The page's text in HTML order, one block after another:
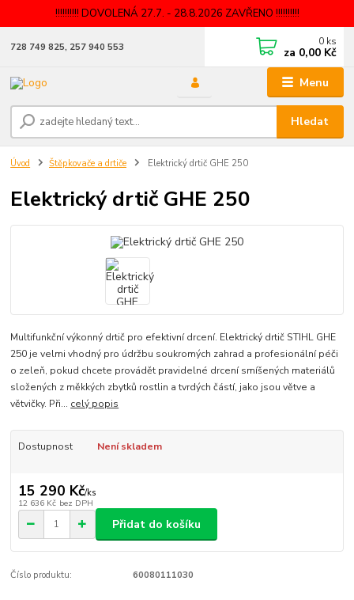
!!!!!!!!!! DOVOLENÁ 27.7. - 28.8.2026 ZAVŘENO !!!!!!!!!!
Menu
Hledat
728 749 825, 257 940 553 0 ks
za 0,00 Kč
Úvod Štěpkovače a drtiče Elektrický drtič GHE 250
Elektrický drtič GHE 250
Multifunkční výkonný drtič pro efektivní drcení. Elektrický drtič STIHL GHE
250 je velmi vhodný pro údržbu soukromých zahrad a profesionální péči
o zeleň, pokud chcete provádět pravidelné drcení smíšených materiálů
složených z měkkých zbytků rostlin a tvrdých částí, jako jsou větve a
větvičky. Při... celý popis
Dostupnost Není skladem
15 290 Kč/ks
12 636 Kč bez DPH
Přidat do košíku
Číslo produktu: 60080111030